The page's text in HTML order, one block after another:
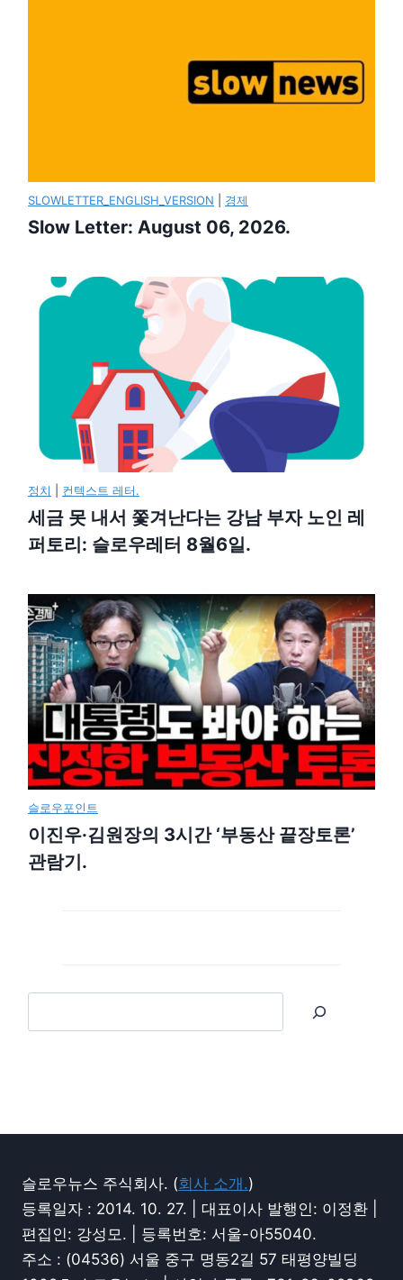
SLOWLETTER_ENGLISH_VERSION 경제
Slow Letter: August 06, 2026.
정치 컨텍스트 레터.
세금 못 내서 쫓겨난다는 강남 부자 노인 레
퍼토리: 슬로우레터 8월6일.
슬로우포인트
이진우·김원장의 3시간 ‘부동산 끝장토론’
관람기.
슬로우뉴스 주식회사. (회사 소개.)
등록일자 : 2014. 10. 27. | 대표이사 발행인: 이정환 |
편집인: 강성모. | 등록번호: 서울-아55040.
주소 : (04536) 서울 중구 명동2길 57 태평양빌딩